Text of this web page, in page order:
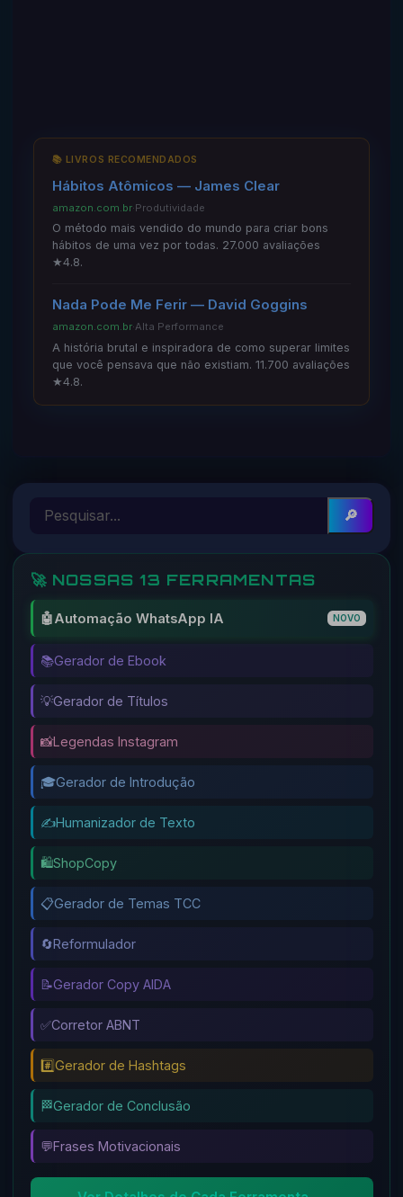
📚 LIVROS RECOMENDADOS
Hábitos Atômicos — James Clear
amazon.com.br·Produtividade
O método mais vendido do mundo para criar bons
hábitos de uma vez por todas. 27.000 avaliações
★4.8.
Nada Pode Me Ferir — David Goggins
amazon.com.br·Alta Performance
A história brutal e inspiradora de como superar limites
que você pensava que não existiam. 11.700 avaliações
★4.8.
🔎
🚀 NOSSAS 13 FERRAMENTAS
🤖Automação WhatsApp IA NOVO
📚Gerador de Ebook
💡Gerador de Títulos
📸Legendas Instagram
🎓Gerador de Introdução
✍️Humanizador de Texto
🛍️ShopCopy
📋Gerador de Temas TCC
🔄Reformulador
📝Gerador Copy AIDA
✅Corretor ABNT
#️⃣Gerador de Hashtags
🏁Gerador de Conclusão
💬Frases Motivacionais